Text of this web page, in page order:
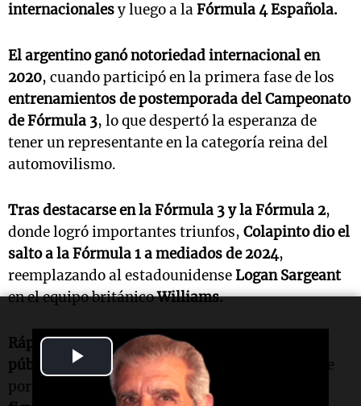
Play
Video
internacionalesy luego a laFórmula 4 Española.
El argentino ganó notoriedad internacional en
2020, cuando participó en la primera fase de los
entrenamientos de postemporada del Campeonato
de Fórmula 3, lo que despertó la esperanza de
tener un representante en la categoría reina del
automovilismo.
Tras destacarse en la Fórmula 3 y la Fórmula 2,
donde logró importantes triunfos, Colapinto dio el
salto a la Fórmula 1 a mediados de 2024,
reemplazando al estadounidenseLogan Sargeant
en el equipo británicoWilliams.
Rápidamente, Colapinto se ganó el cariño del
público argentino e internacional
, destacándose
por su carisma y convirtiéndose en